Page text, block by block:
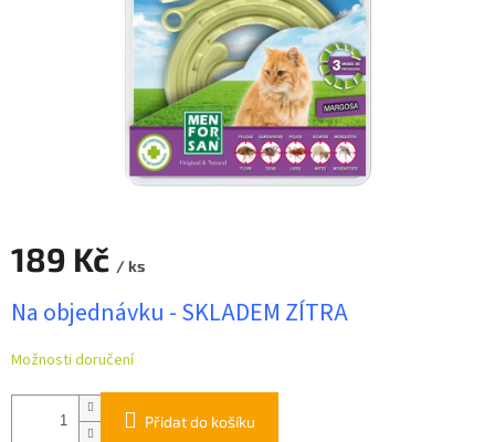
189 Kč / ks
cena:
Na objednávku - SKLADEM ZÍTRA
Možnosti doručení
Přidat do košíku